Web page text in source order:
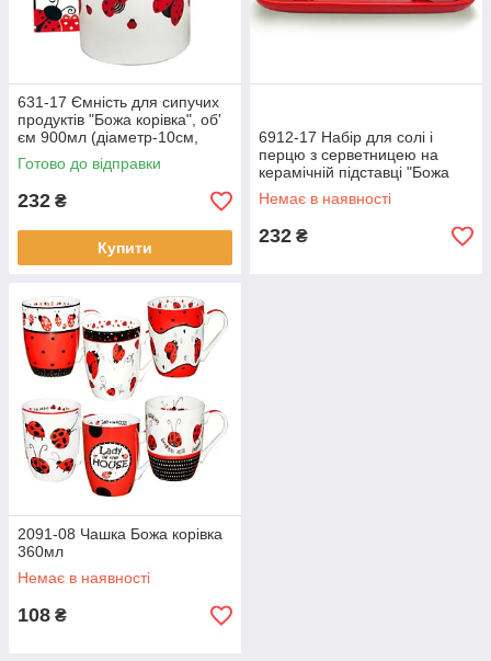
631-17 Ємність для сипучих
продуктів "Божа корівка", об'
єм 900мл (діаметр-10см,
висота-16см).
Готово до відправки
232 ₴
Купити
6912-17 Набір для солі і
перцю з серветницею на
керамічній підставці "Божа
корівка"
Немає в наявності
232 ₴
2091-08 Чашка Божа корівка
360мл
Немає в наявності
108 ₴